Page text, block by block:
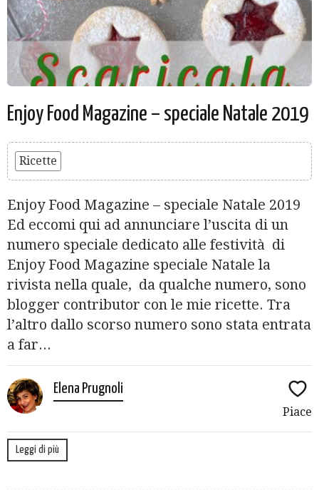
Enjoy Food Magazine – speciale Natale 2019
Ricette
Enjoy Food Magazine – speciale Natale 2019
Ed eccomi qui ad annunciare l’uscita di un
numero speciale dedicato alle festività di
Enjoy Food Magazine speciale Natale la
rivista nella quale, da qualche numero, sono
blogger contributor con le mie ricette. Tra
l’altro dallo scorso numero sono stata entrata
a far...
Elena Prugnoli
Piace
Leggi di più